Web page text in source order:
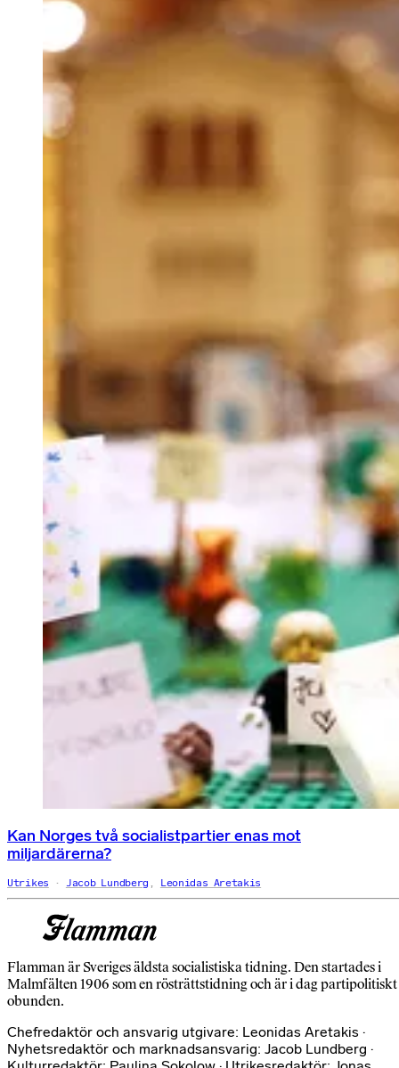
Kan Norges två socialistpartier enas mot
miljardärerna?
Utrikes Jacob Lundberg , Leonidas Aretakis
Flamman är Sveriges äldsta socialistiska tidning. Den startades i
Malmfälten 1906 som en rösträttstidning och är i dag partipolitiskt
obunden.
Chefredaktör och ansvarig utgivare: Leonidas Aretakis ·
Nyhetsredaktör och marknadsansvarig: Jacob Lundberg ·